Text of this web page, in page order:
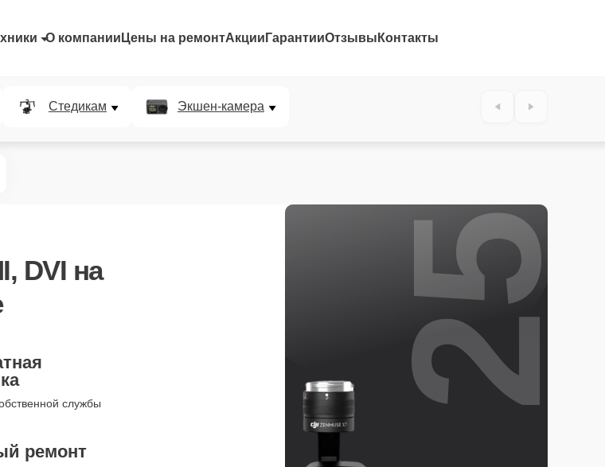
О компании Цены на ремонтАкции ГарантииОтзывы Контакты
Стедикам Экшен-камера
DVI на
службы
ремонт
25%